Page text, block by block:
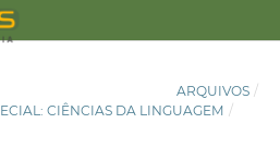
ARQUIVOS /
CIÊNCIAS DA LINGUAGEM /